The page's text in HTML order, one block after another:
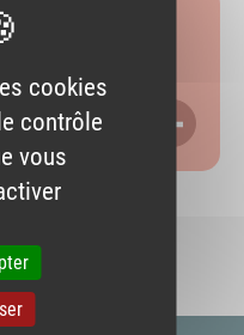
d’iode
LIRE
cookies
contrôle
vous